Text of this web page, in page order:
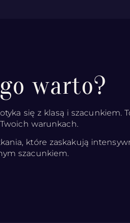
warto?
się z klasą i szacunkiem.
warunkach.
które zaskakują
szacunkiem.